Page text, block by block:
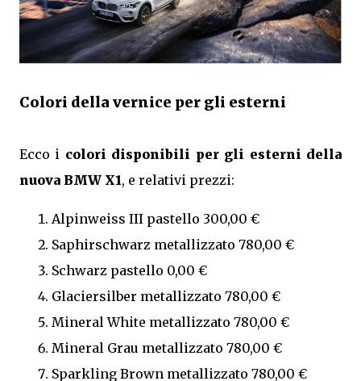
Colori della vernice per gli esterni
Ecco i colori disponibili per gli esterni della
nuova BMW X1, e relativi prezzi:
Alpinweiss III pastello 300,00 €
Saphirschwarz metallizzato 780,00 €
Schwarz pastello 0,00 €
Glaciersilber metallizzato 780,00 €
Mineral White metallizzato 780,00 €
Mineral Grau metallizzato 780,00 €
Sparkling Brown metallizzato 780,00 €